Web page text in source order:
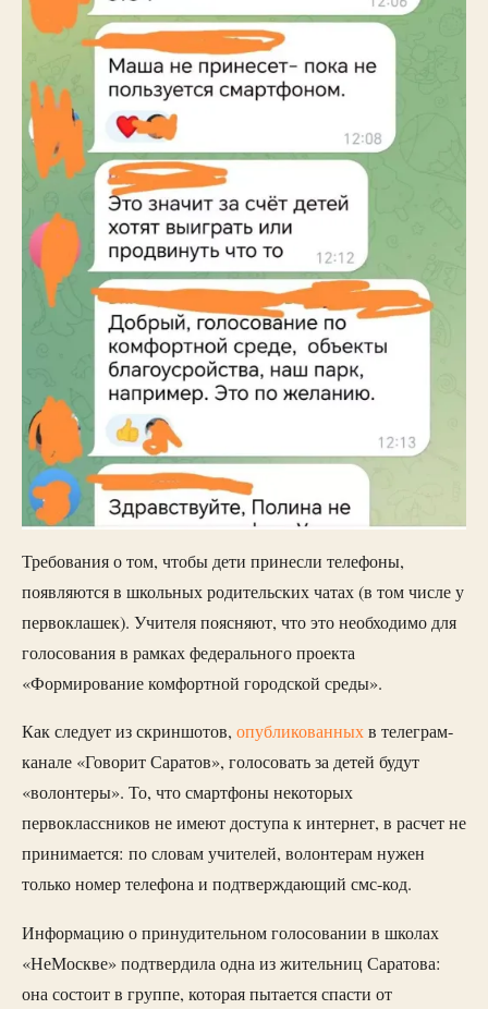
Требования о том, чтобы дети принесли телефоны,
появляются в школьных родительских чатах (в том числе у
первоклашек). Учителя поясняют, что это необходимо для
голосования в рамках федерального проекта
«Формирование комфортной городской среды».
Как следует из скриншотов, опубликованныхв телеграм-
канале «Говорит Саратов», голосовать за детей будут
«волонтеры». То, что смартфоны некоторых
первоклассников не имеют доступа к интернет, в расчет не
принимается: по словам учителей, волонтерам нужен
только номер телефона и подтверждающий смс-код.
Информацию о принудительном голосовании в школах
«НеМоскве» подтвердила одна из жительниц Саратова:
она состоит в группе, которая пытается спасти от